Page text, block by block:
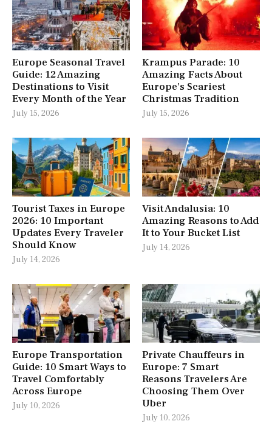
Europe Seasonal Travel
Guide: 12 Amazing
Destinations to Visit
Every Month of the Year
July 15, 2026
Krampus Parade: 10
Amazing Facts About
Europe’s Scariest
Christmas Tradition
July 15, 2026
Tourist Taxes in Europe
2026: 10 Important
Updates Every Traveler
Should Know
July 14, 2026
Visit Andalusia: 10
Amazing Reasons to Add
It to Your Bucket List
July 14, 2026
Europe Transportation
Guide: 10 Smart Ways to
Travel Comfortably
Across Europe
July 10, 2026
Private Chauffeurs in
Europe: 7 Smart
Reasons Travelers Are
Choosing Them Over
Uber
July 10, 2026